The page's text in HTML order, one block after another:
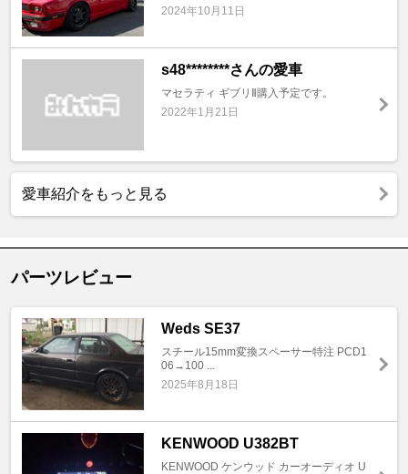
2024年10月11日
s48********さんの愛車
マセラティ ギブリⅡ購入予定です。
2022年1月21日
愛車紹介をもっと見る
パーツレビュー
Weds SE37
スチール15mm変換スペーサー特注 PCD1
06→100 ...
2025年8月18日
KENWOOD U382BT
KENWOOD ケンウッド カーオーディオ U